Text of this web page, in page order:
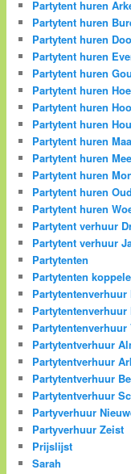
Partytent huren
Partytent huren
Partytent huren
Partytent huren
Partytent huren
Partytent huren
Partytent huren
Partytent huren
Partytent huren
Partytent huren
Partytent huren
Partytent huren
Partytent huren
Partytent verhuur
Partytent verhuur
Partytenten
Partytenten
Partytentverhuur
Partytentverhuur
Partytentverhuur
Partytentverhuur
Partyverhuur
Partyverhuur Zeist
Prijslijst
Sarah